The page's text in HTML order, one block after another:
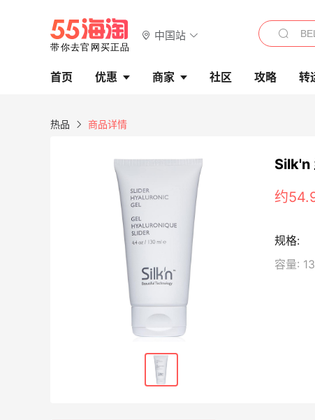
中国站
首页 优惠 商家 社区 攻略 转
热品 商品详情
Silk'n
约
容量: